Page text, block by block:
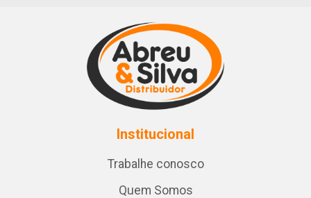
Institucional
Trabalhe conosco
Quem Somos